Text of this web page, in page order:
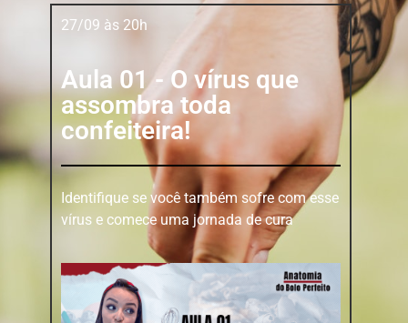
27/09 às 20h
Aula 01 - O vírus que
assombra toda
confeiteira!
Identifique se você também sofre com esse
vírus e comece uma jornada de cura